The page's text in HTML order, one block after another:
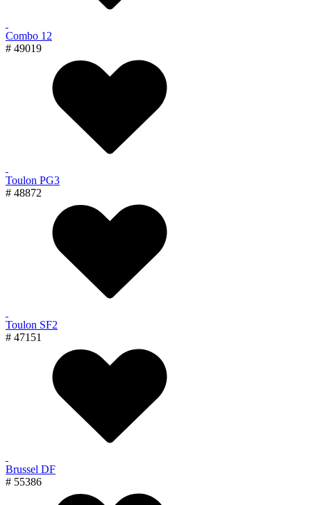
Combo 12
# 49019
Toulon PG3
# 48872
Toulon SF2
# 47151
Brussel DF
# 55386